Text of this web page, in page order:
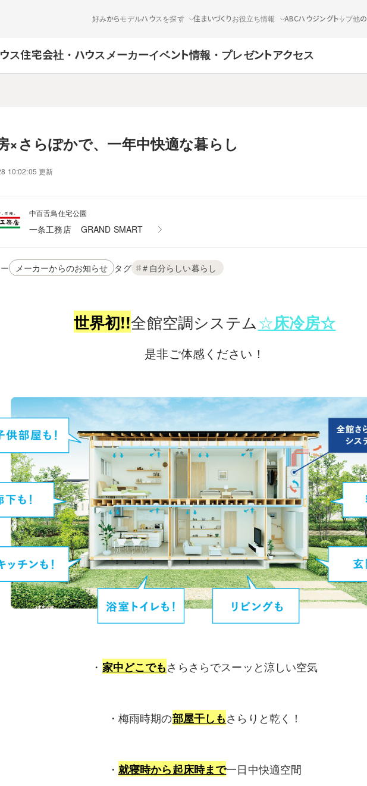
好みからモデルハウスを探す 住まいづくりお役立ち情報 ABCハウジングトップ他
ス住宅会社・ハウスメーカーイベント情報・プレゼントアクセス
×さらぽかで、一年中快適な暮らし
10:02:05 更新
中百舌鳥住宅公園
一条工務店 GRAND SMART
メーカーからのお知らせ タグ ＃自分らしい暮らし
世界初!!全館空調システム☆床冷房☆
是非ご体感ください！
・ 家中どこでもさらさらでスーッと涼しい空気
・梅雨時期の部屋干しもさらりと乾く！
・ 就寝時から起床時まで一日中快適空間